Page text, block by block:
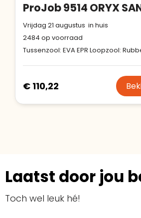
Vrijdag 21 augustus in huis
2484 op voorraad
€ 110,22
Laatst door jou
Toch wel leuk hé!